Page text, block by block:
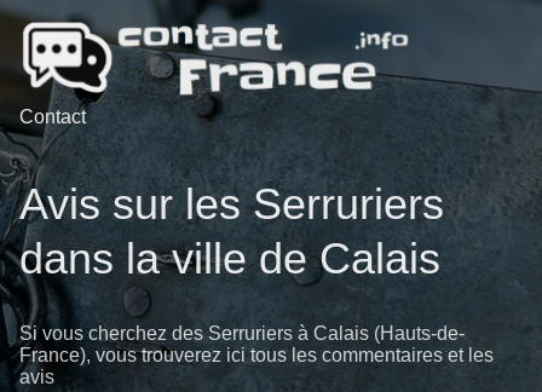
Contact
Avis sur les Serruriers
dans la ville de Calais
Si vous cherchez des Serruriers à Calais (Hauts-de-
France), vous trouverez ici tous les commentaires et les
avis